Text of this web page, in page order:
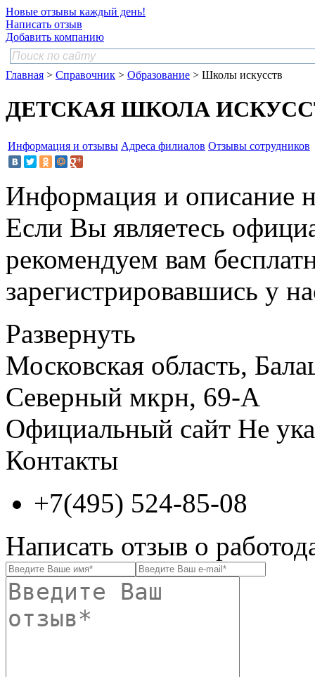
Новые отзывы каждый день!
Написать отзыв
Добавить компанию
Главная > Справочник > Образование > Школы искусств
ДЕТСКАЯ ШКОЛА
Информация и отзывы Адреса филиалов Отзывы сотрудников
Информация и описание
Если Вы являетесь
рекомендуем вам
зарегистрировавшись у
Развернуть
Московская область,
Северный мкрн, 69-А
Официальный сайт Не
Контакты
+7(495) 524-85-08
Написать отзыв о